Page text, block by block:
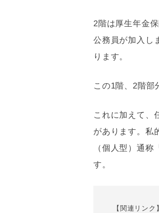
2階は厚生年金
公務員が加入し
ります。
この1階、2階部
これに加えて、
があります。私
（個人型）通称「
す。
【関連リンク】